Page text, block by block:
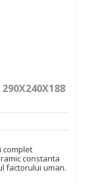
290X240X188
complet
constanta
factorului uman.